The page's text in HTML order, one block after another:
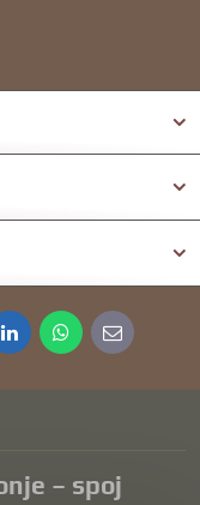
LinkedInWhatsApp
E-
mail
– spoj